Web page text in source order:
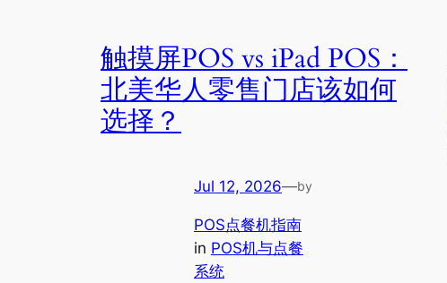
触摸屏POS vs iPad POS：
北美华人零售门店该如何
选择？
Jul 12, 2026—by
POS点餐机指南
in POS机与点餐
系统